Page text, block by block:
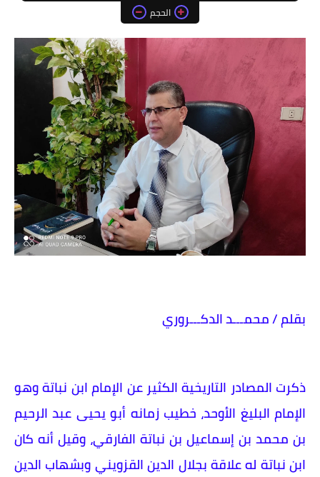
الحجم
بقلم / محمـــد الدكـــروري
ذكرت المصادر التاريخية الكثير عن الإمام ابن نباتة وهو
الإمام البليغ الأوحد، خطيب زمانه أبو يحيى عبد الرحيم
بن محمد بن إسماعيل بن نباتة الفارقي، وقيل أنه كان
ابن نباتة له علاقة بجلال الدين القزويني وبشهاب الدين